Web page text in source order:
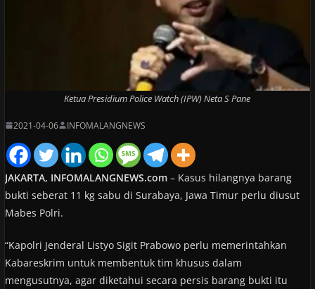
Ketua Presidium Police Watch (IPW) Neta S Pane
2021-04-06 INFOMALANGNEWS
JAKARTA, INFOMALANGNEWS.com– Kasus hilangnya barang
bukti seberat 11 kg sabu di Surabaya, Jawa Timur perlu diusut
Mabes Polri.
“Kapolri Jenderal Listyo Sigit Prabowo perlu memerintahkan
Kabareskrim untuk membentuk tim khusus dalam
mengusutnya, agar diketahui secara persis barang bukti itu